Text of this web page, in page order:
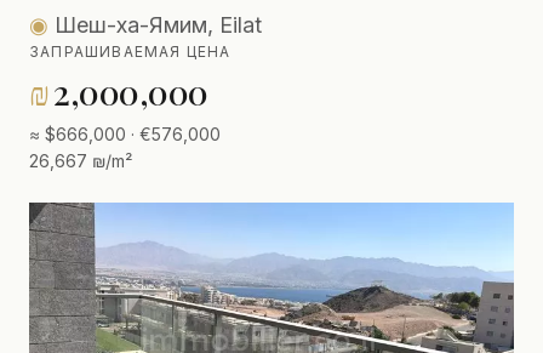
◉ Шеш-ха-Ямим, Eilat
ЗАПРАШИВАЕМАЯ ЦЕНА
₪2,000,000
≈ $666,000 · €576,000
26,667 ₪/m²